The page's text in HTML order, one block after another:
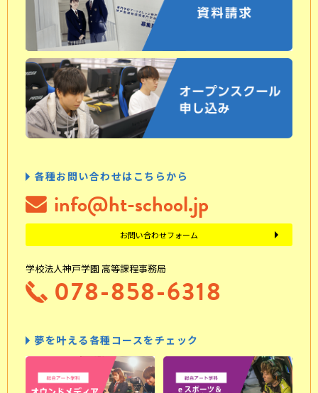
各種お問い合わせはこちらから
info@ht-school.jp
お問い合わせフォーム
学校法人神戸学園 高等課程事務局
078-858-6318
夢を叶える各種コースをチェック